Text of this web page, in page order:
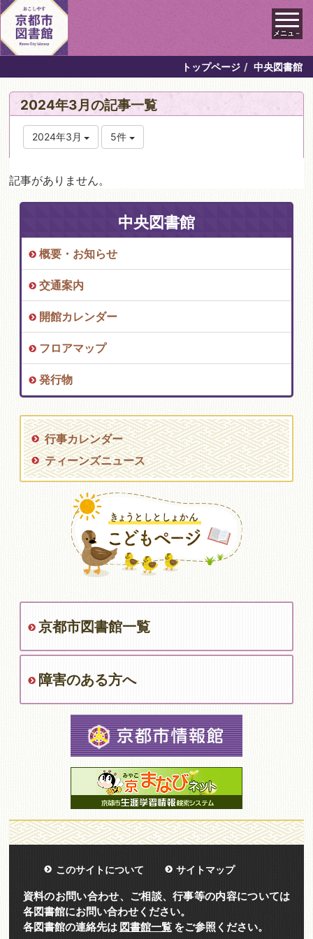
メニュ－
トップページ 中央図書館
2024年3月の記事一覧
2024年3月 5件
記事がありません。
中央図書館
概要・お知らせ
交通案内
開館カレンダー
フロアマップ
発行物
行事カレンダー
ティーンズニュース
京都市図書館一覧
障害のある方へ
このサイトについて サイトマップ
資料のお問い合わせ、ご相談、行事等の内容については
各図書館にお問い合わせください。
各図書館の連絡先は 図書館一覧をご参照ください。